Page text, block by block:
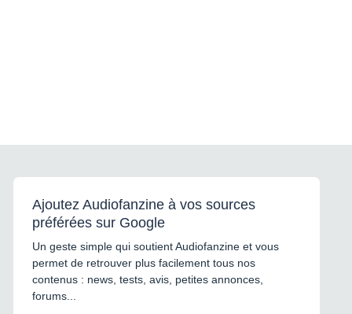
Ajoutez Audiofanzine à vos sources
préférées sur Google
Un geste simple qui soutient Audiofanzine et vous
permet de retrouver plus facilement tous nos
contenus : news, tests, avis, petites annonces,
forums...